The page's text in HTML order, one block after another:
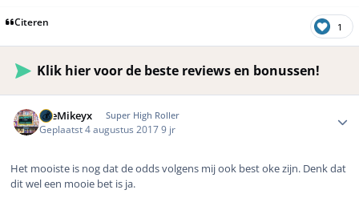
Citeren 1
Klik hier voor de beste reviews en bonussen!
TheMikeyx Super High Roller
Geplaatst4 augustus 20179 jr
Het mooiste is nog dat de odds volgens mij ook best oke zijn. Denk dat
dit wel een mooie bet is ja.